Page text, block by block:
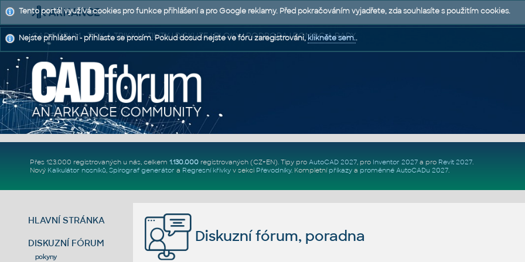
CAD FÓRUM - TIPY A TRIKY | UTILITY | DISKUZE | BLOKY | PODPORA | POMOC A RADY
Přes 123.000 registrovaných u nás, celkem 1.130.000registrovaných (CZ+EN). Tipy pro AutoCAD 2027, pro Inventor 2027a pro Revit 2027.
Nový Kalkulátor nosníků, Spirograf generátor a Regresní křivkyv sekci Převodníky. Kompletní příkazya proměnné AutoCADu 2027.
HLAVNÍ STRÁNKA
DISKUZNÍ FÓRUM
pokyny
Diskuzní fórum, poradna
Tento portál využívá cookies pro funkce přihlášení a pro Google reklamy. Před pokračováním vyjadřete, zda souhlasíte s použitím cookies.
Nejste přihlášeni - přihlaste se prosím. Pokud dosud nejste ve fóru zaregistrováni,klikněte sem..